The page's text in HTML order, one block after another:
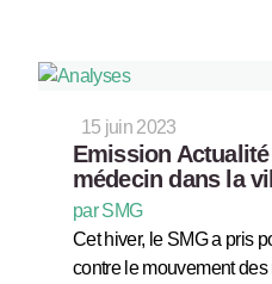
15 juin 2023
Emission
médecin dans la
par SMG
Cet hiver, le SMG a pris
contre le mouvement